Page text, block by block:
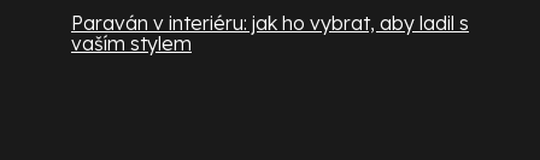
Paraván v interiéru: jak ho vybrat, aby ladil s
vaším stylem